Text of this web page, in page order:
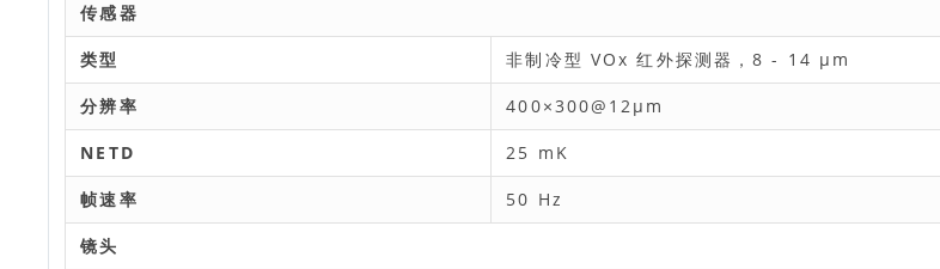
传感器
类型 非制冷型 VOx 红外探测器，8 - 14 μm
分辨率 400×300@12μm
NETD 25 mK
帧速率 50 Hz
镜头